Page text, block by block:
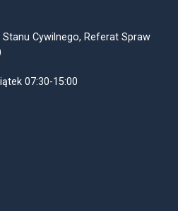
Stanu Cywilnego, Referat Spraw
07:30-15:00